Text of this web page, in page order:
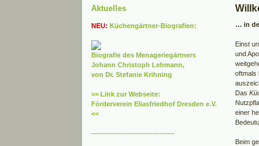
Aktuelles
NEU: Küchengärtner-Biografien:
Biografie des Menageriegärtners
Johann Christoph Lehmann,
von Dr. Stefanie Krihning
>> Link zur Webseite:
Förderverein Eliasfriedhof Dresden e.V.
<<
----------------------------------
… in
Einst
und
oftmals
Das
einer
Beim